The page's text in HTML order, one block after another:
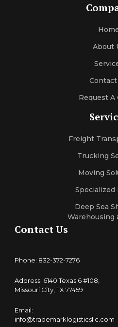
About
Contact
Request A
Freight
Trucking
Moving
Specialized
Deep Sea
Warehousing
Contact Us
Phone: 832-372-7276
Address: 6140 Texas 6 #108,
Missouri City, TX 77459
Email:
info@trademarklogisticsllc.com